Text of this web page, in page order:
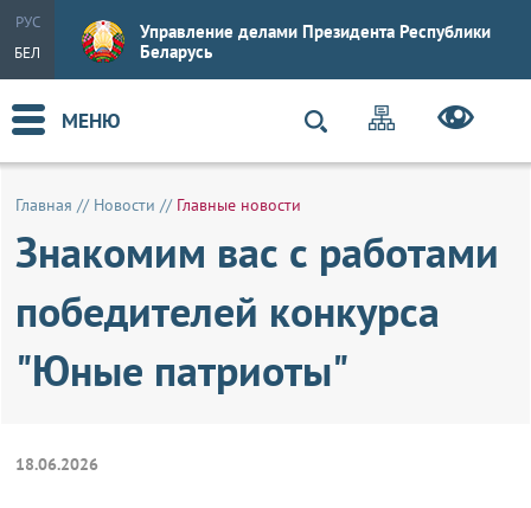
РУС
БЕЛ
Управление делами Президента Республики
Беларусь
МЕНЮ
Главная // Новости // Главные новости
Знакомим вас с работами
победителей конкурса
"Юные патриоты"
18.06.2026